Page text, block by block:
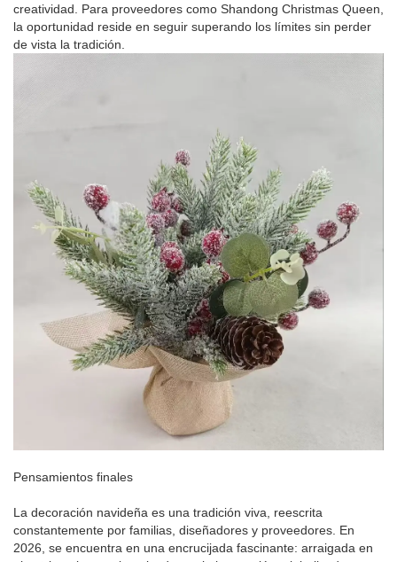
creatividad. Para proveedores como Shandong Christmas Queen,
la oportunidad reside en seguir superando los límites sin perder
de vista la tradición.
Pensamientos finales
La decoración navideña es una tradición viva, reescrita
constantemente por familias, diseñadores y proveedores. En
2026, se encuentra en una encrucijada fascinante: arraigada en